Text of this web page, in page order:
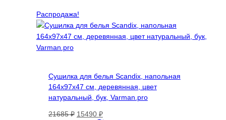
выбрать
на
Распродажа!
Сушилка для белья Scandix, напольная
164х97х47 см, деревянная, цвет
натуральный, бук, Varman.pro
21685₽ Первоначальная
15490 ₽Текущая